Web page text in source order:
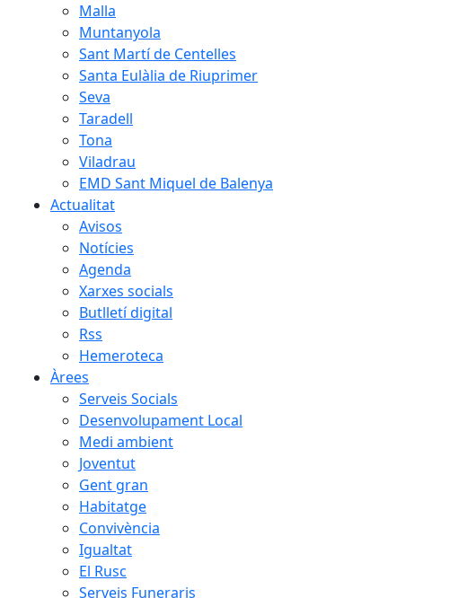
Malla
Muntanyola
Sant Martí de Centelles
Santa Eulàlia de Riuprimer
Seva
Taradell
Tona
Viladrau
EMD Sant Miquel de Balenya
Actualitat
Avisos
Notícies
Agenda
Xarxes socials
Butlletí digital
Rss
Hemeroteca
Àrees
Serveis Socials
Desenvolupament Local
Medi ambient
Joventut
Gent gran
Habitatge
Convivència
Igualtat
El Rusc
Serveis Funeraris